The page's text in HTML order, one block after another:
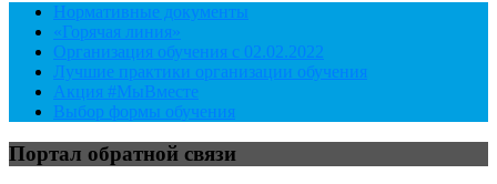
Нормативные документы
«Горячая линия»
Организация обучения с 02.02.2022
Лучшие практики организации обучения
Акция #МыВместе
Выбор формы обучения
Портал обратной связи